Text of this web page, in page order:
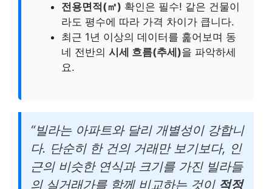
전용면적(㎡) 확인은 필수! 같은 건물이
라도 평수에 따라 가격 차이가 큽니다.
최근 1년 이상의 데이터를 훑어보며 동
네 전반의 시세 흐름(추세)을 파악하세
요.
“빌라는 아파트와 달리 개별성이 강합니
다. 단순히 한 건의 거래만 보기보다, 인
근의 비슷한 연식과 크기를 가진 빌라들
의 실거래가를 함께 비교하는 것이 적정